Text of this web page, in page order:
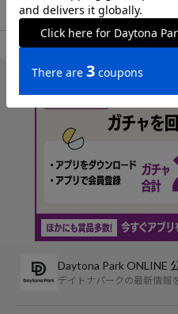
TOP
Daytona Park ONLINE
デイトナパークの最新情報